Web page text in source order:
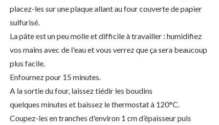
placez-les sur une plaque allant au four couverte de papier
sulfurisé.
La pâte est un peu molle et difficile à travailler : humidifiez
vos mains avec de l'eau et vous verrez que ça sera beaucoup
plus facile.
Enfournez pour 15 minutes.
A la sortie du four, laissez tiédir les boudins
quelques minutes et baissez le thermostat à 120°C.
Coupez-les en tranches d'environ 1 cm d’épaisseur puis